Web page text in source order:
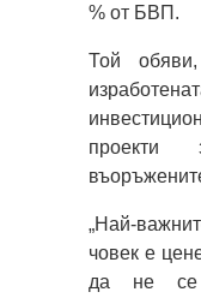
% от БВП.
Той
проекти
„Най-
човек е
да не се